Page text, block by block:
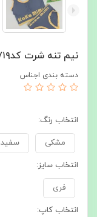
نیم تنه شرت کد۷۱۹
دسته بندی اجناس
انتخاب رنگ:
مشکی سفید
انتخاب سایز:
فری
انتخاب کاپ: